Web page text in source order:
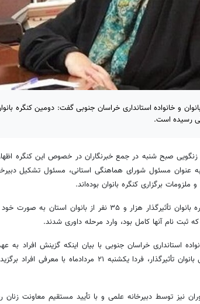
و خانواده استانداری خراسان جنوبی گفت: دومین کنگره
صبح شنبه در جمع خبرنگاران در خصوص این کنگره اظهار
برگزاری کنگره بانوان بوده‌اند.
وی بیان کرد: برای دومین کنگره بانوان تأثیرگذار هزار و ۳۵ نفر از
استانداری خراسان جنوبی با بیان اینکه گزینش افراد به
است، گفت: دومین کنگره ملی بانوان تأثیرگذار، فردا یکشنبه ۲۱
نیز توسط دبیرخانه علمی و با تأیید مستقیم معاونت